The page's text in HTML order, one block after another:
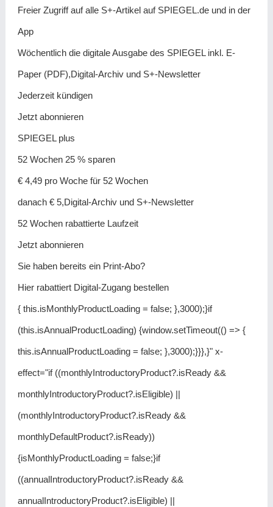
Freier Zugriff auf alle S+-Artikel auf SPIEGEL.de und in der
App
Wöchentlich die digitale Ausgabe des SPIEGEL inkl. E-
Paper (PDF),Digital-Archiv und S+-Newsletter
Jederzeit kündigen
Jetzt abonnieren
SPIEGEL plus
52 Wochen 25 % sparen
€ 4,49 pro Woche für 52 Wochen
danach € 5,Digital-Archiv und S+-Newsletter
52 Wochen rabattierte Laufzeit
Jetzt abonnieren
Sie haben bereits ein Print-Abo?
Hier rabattiert Digital-Zugang bestellen
{ this.isMonthlyProductLoading = false; },3000);}if
(this.isAnnualProductLoading) {window.setTimeout(() => {
this.isAnnualProductLoading = false; },3000);}}},}" x-
effect="if ((monthlyIntroductoryProduct?.isReady &&
monthlyIntroductoryProduct?.isEligible) ||
(monthlyIntroductoryProduct?.isReady &&
monthlyDefaultProduct?.isReady))
{isMonthlyProductLoading = false;}if
((annualIntroductoryProduct?.isReady &&
annualIntroductoryProduct?.isEligible) ||